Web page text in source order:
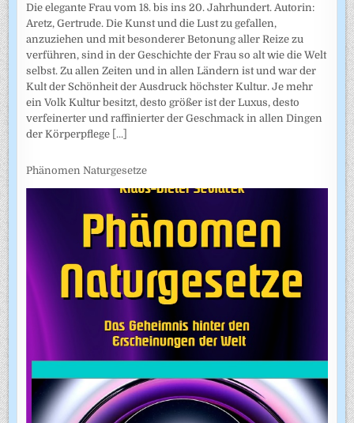
Die elegante Frau vom 18. bis ins 20. Jahrhundert. Autorin:
Aretz, Gertrude. Die Kunst und die Lust zu gefallen,
anzuziehen und mit besonderer Betonung aller Reize zu
verführen, sind in der Geschichte der Frau so alt wie die Welt
selbst. Zu allen Zeiten und in allen Ländern ist und war der
Kult der Schönheit der Ausdruck höchster Kultur. Je mehr
ein Volk Kultur besitzt, desto größer ist der Luxus, desto
verfeinerter und raffinierter der Geschmack in allen Dingen
der Körperpflege [...]
Phänomen Naturgesetze